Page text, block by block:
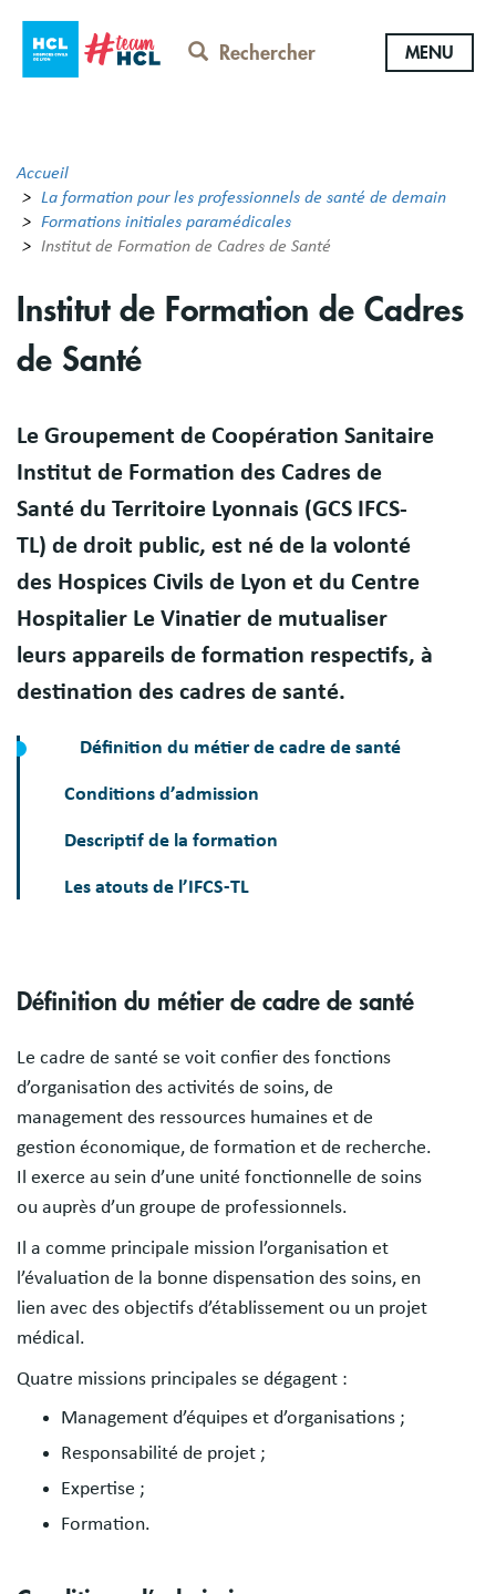
contenu
Rechercher MENU
Accueil
La formation pour les professionnels de santé de demain
Formations initiales paramédicales
Institut de Formation de Cadres de Santé
Institut de Formation de Cadres
de Santé
Résumé
Le Groupement de Coopération Sanitaire
Institut de Formation des Cadres de
Santé du Territoire Lyonnais (GCS IFCS-
TL) de droit public, est né de la volonté
des Hospices Civils de Lyon et du Centre
Hospitalier Le Vinatier de mutualiser
leurs appareils de formation respectifs, à
destination des cadres de santé.
Définition du métier de cadre de santé
Conditions d’admission
Descriptif de la formation
Les atouts de l’IFCS-TL
Définition du métier de cadre de santé
Le cadre de santé se voit confier des fonctions
d’organisation des activités de soins, de
management des ressources humaines et de
gestion économique, de formation et de recherche.
Il exerce au sein d’une unité fonctionnelle de soins
ou auprès d’un groupe de professionnels.
Il a comme principale mission l’organisation et
l’évaluation de la bonne dispensation des soins, en
lien avec des objectifs d’établissement ou un projet
médical.
Quatre missions principales se dégagent :
Management d’équipes et d’organisations ;
Responsabilité de projet ;
Expertise ;
Formation.